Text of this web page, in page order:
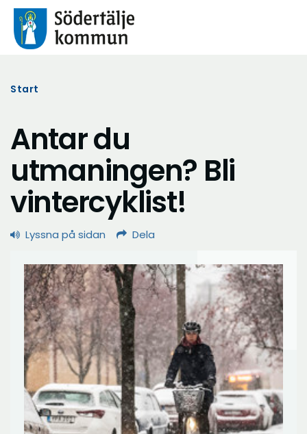
Start
Antar du
utmaningen? Bli
vintercyklist!
Lyssna på sidan Dela